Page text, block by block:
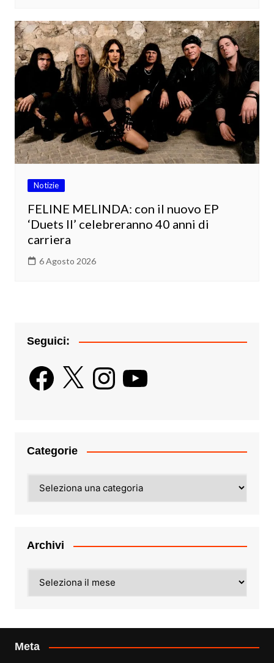
Notizie
FELINE MELINDA: con il nuovo EP
‘Duets II’ celebreranno 40 anni di
carriera
6 Agosto 2026
Seguici:
Facebook
X InstagramYouTube
Categorie
Archivi
Meta